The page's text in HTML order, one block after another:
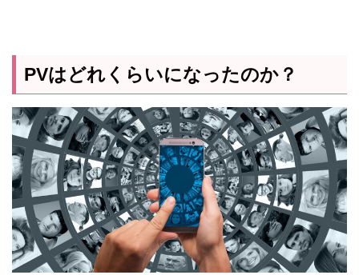
PVはどれくらいになったのか？